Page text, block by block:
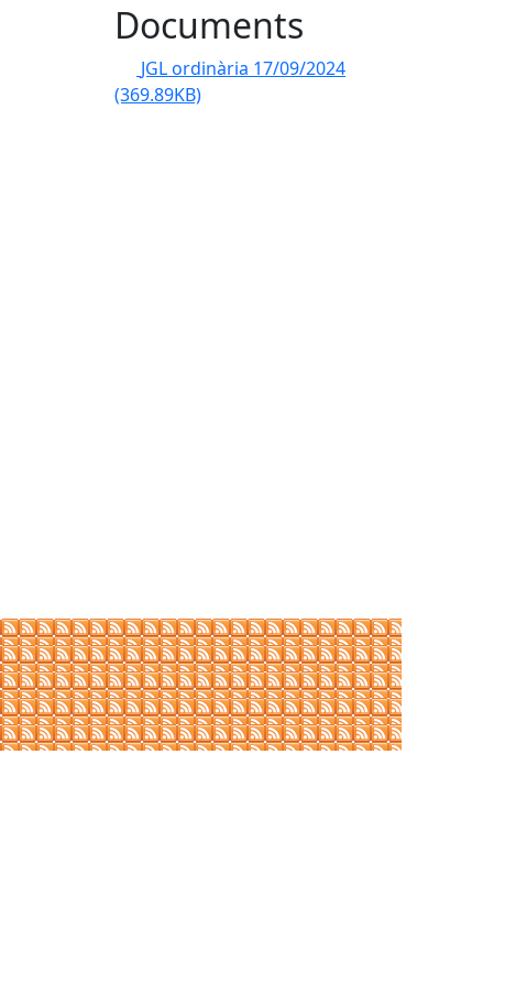
Documents
JGL ordinària 17/09/2024
(369.89KB)